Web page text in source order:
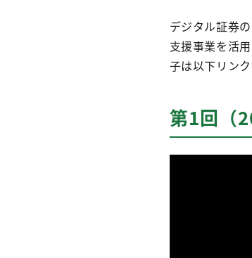
デジタル証券
支援事業を活
子は以下リン
第1回（